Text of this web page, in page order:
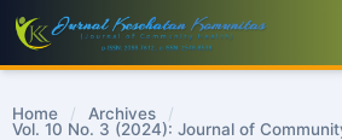
Home / Archives
/
Vol. 10 No. 3 (2024): Journal of